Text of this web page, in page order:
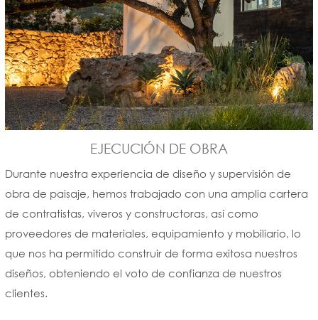
EJECUCIÓN DE OBRA
Durante nuestra experiencia de diseño y supervisión de
obra de paisaje, hemos trabajado con una amplia cartera
de contratistas, viveros y constructoras, así como
proveedores de materiales, equipamiento y mobiliario, lo
que nos ha permitido construir de forma exitosa nuestros
diseños, obteniendo el voto de confianza de nuestros
clientes.